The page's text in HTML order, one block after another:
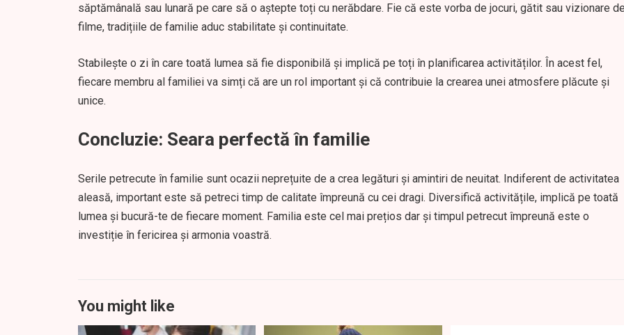
săptămânală sau lunară pe care să o aștepte toți cu nerăbdare. Fie că este vorba de jocuri, gătit sau vizionare
filme, tradițiile de familie aduc stabilitate și continuitate.
Stabilește o zi în care toată lumea să fie disponibilă și implică pe toți în planificarea activităților. În acest fel,
fiecare membru al familiei va simți că are un rol important și că contribuie la crearea unei atmosfere plăcute și
unice.
Concluzie: Seara perfectă în familie
Serile petrecute în familie sunt ocazii neprețuite de a crea legături și amintiri de neuitat. Indiferent de activitatea
aleasă, important este să petreci timp de calitate împreună cu cei dragi. Diversifică activitățile, implică pe toată
lumea și bucură-te de fiecare moment. Familia este cel mai prețios dar și timpul petrecut împreună este o
investiție în fericirea și armonia voastră.
You might like